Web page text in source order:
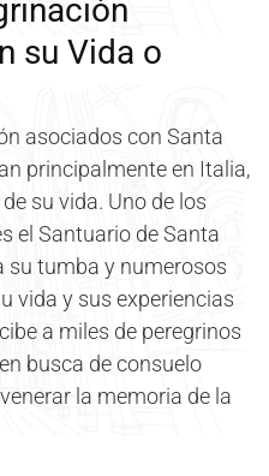
su Vida o
asociados con Santa
principalmente en Italia,
su vida. Uno de los
el Santuario de Santa
su tumba y numerosos
vida y sus experiencias
a miles de peregrinos
busca de consuelo
la memoria de la